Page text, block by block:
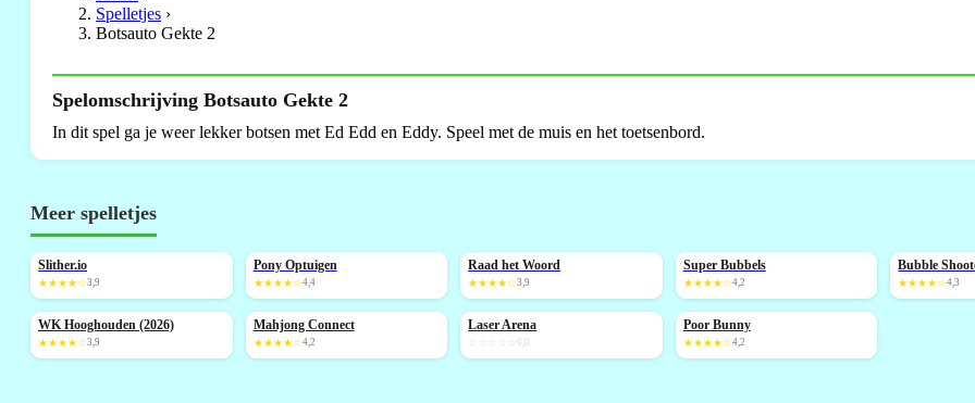
Spelletjes ›
Botsauto Gekte 2
Spelomschrijving Botsauto Gekte 2
In dit spel ga je weer lekker botsen met Ed Edd en Eddy. Speel met de muis en het toetsenbord.
Meer spelletjes
Slither.io
★★★★☆3,9
Pony Optuigen
★★★★☆4,4
Raad het Woord
★★★★☆3,9
Super Bubbels
★★★★☆4,2
NIEUW
Bubble
★★★★☆4,3
NIEUW
WK Hooghouden (2026)
★★★★☆3,9
NIEUW
Mahjong Connect
★★★★☆4,2
NIEUW
Laser Arena
☆☆☆☆☆0,0
NIEUW
Poor Bunny
★★★★☆4,2